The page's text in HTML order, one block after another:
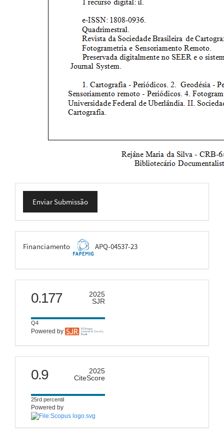
Enviar
Submissão
Enviar Submissão
FAPEMIG
Financiamento APQ-04537-23
scimago
0.177
2025
SJR
Q4
Powered by
citescore
0.9
2025
CiteScore
25rd percentil
Powered by